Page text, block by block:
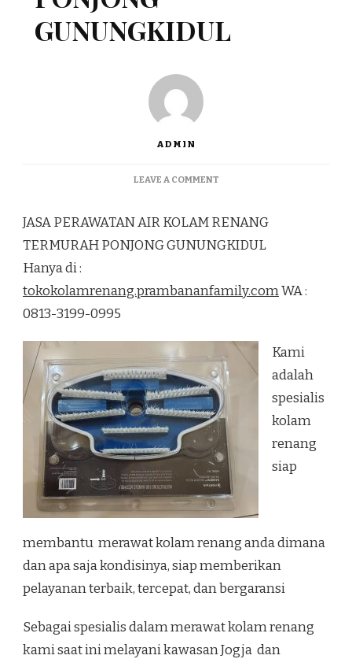
GUNUNGKIDUL
ADMIN
LEAVE A COMMENTON
AIR
KOLAM
PONJONG
GUNUNGKIDUL
JASA PERAWATAN AIR KOLAM RENANG
TERMURAH PONJONG GUNUNGKIDUL
Hanya di :
tokokolamrenang.prambananfamily.comWA :
0813-3199-0995
Kami
adalah
spesialis
kolam
renang
siap
membantu merawat kolam renang anda dimana
dan apa saja kondisinya, siap memberikan
pelayanan terbaik, tercepat, dan bergaransi
Sebagai spesialis dalam merawat kolam renang
kami saat ini melayani kawasan Jogja dan